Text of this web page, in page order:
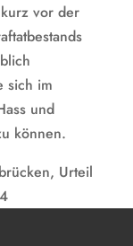
vor der
sich im
und
können.
Urteil